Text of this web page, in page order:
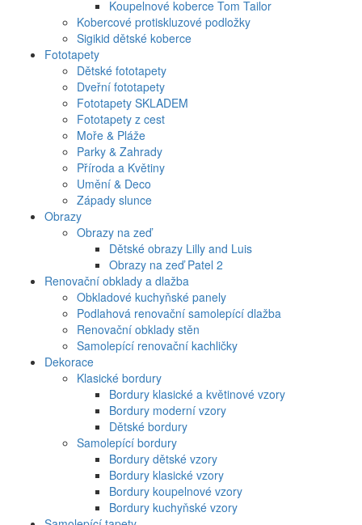
Koupelnové koberce Tom Tailor
Kobercové protiskluzové podložky
Sigikid dětské koberce
Fototapety
Dětské fototapety
Dveřní fototapety
Fototapety SKLADEM
Fototapety z cest
Moře & Pláže
Parky & Zahrady
Příroda a Květiny
Umění & Deco
Západy slunce
Obrazy
Obrazy na zeď
Dětské obrazy Lilly and Luis
Obrazy na zeď Patel 2
Renovační obklady a dlažba
Obkladové kuchyňské panely
Podlahová renovační samolepící dlažba
Renovační obklady stěn
Samolepící renovační kachličky
Dekorace
Klasické bordury
Bordury klasické a květinové vzory
Bordury moderní vzory
Dětské bordury
Samolepící bordury
Bordury dětské vzory
Bordury klasické vzory
Bordury koupelnové vzory
Bordury kuchyňské vzory